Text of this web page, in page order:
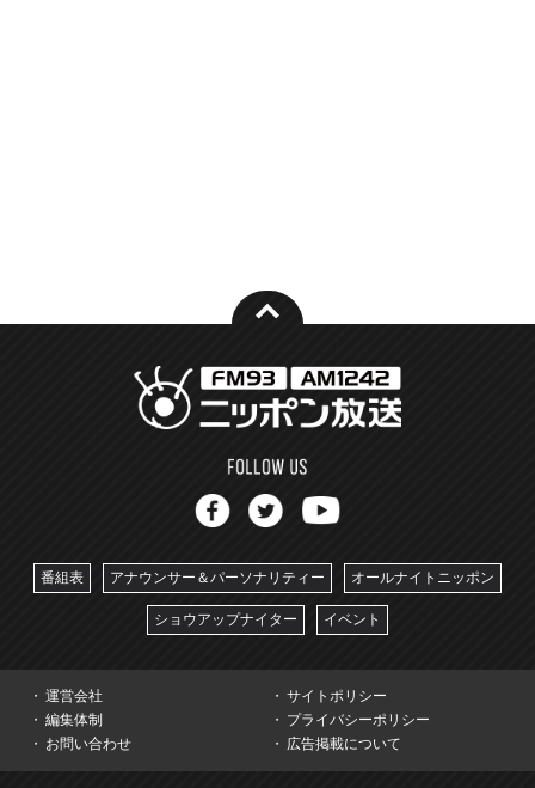
番組表 アナウンサー＆パーソナリティー オールナイトニッポン
ショウアップナイター イベント
運営会社
サイトポリシー
編集体制
プライバシーポリシー
お問い合わせ
広告掲載について